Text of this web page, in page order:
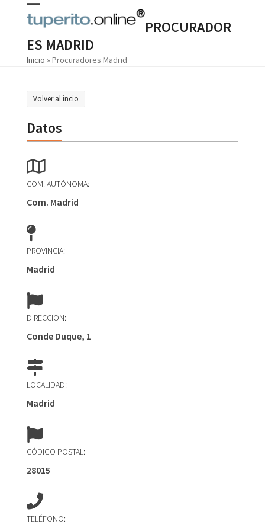
Open
mobile
menu
Close
mobile
menu
PROCURADOR
ES MADRID
Inicio » Procuradores Madrid
Volver al incio
Datos
COM. AUTÓNOMA:
Com. Madrid
PROVINCIA:
Madrid
DIRECCION:
Conde Duque, 1
LOCALIDAD:
Madrid
CÓDIGO POSTAL:
28015
TELÉFONO: